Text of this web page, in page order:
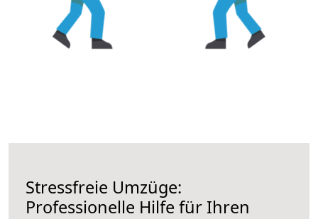
Stressfreie Umzüge:
Professionelle Hilfe für Ihren